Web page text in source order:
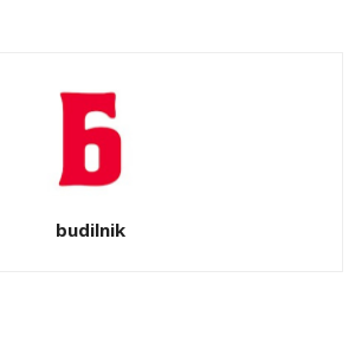
budilnik